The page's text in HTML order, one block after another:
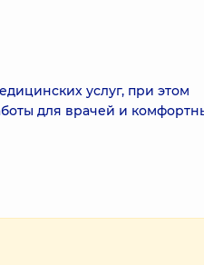
услуг, при этом
для врачей и